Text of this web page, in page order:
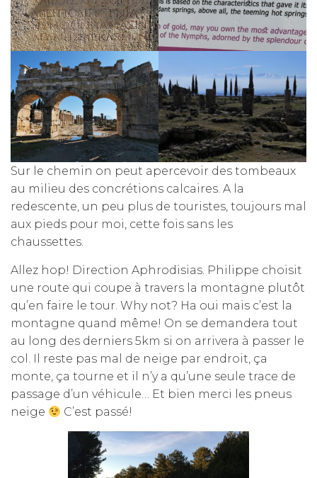
Sur le chemin on peut apercevoir des tombeaux
au milieu des concrétions calcaires. A la
redescente, un peu plus de touristes, toujours mal
aux pieds pour moi, cette fois sans les
chaussettes.
Allez hop! Direction Aphrodisias. Philippe choisit
une route qui coupe à travers la montagne plutôt
qu’en faire le tour. Why not? Ha oui mais c’est la
montagne quand même! On se demandera tout
au long des derniers 5km si on arrivera à passer le
col. Il reste pas mal de neige par endroit, ça
monte, ça tourne et il n’y a qu’une seule trace de
passage d’un véhicule… Et bien merci les pneus
neige
C’est passé!